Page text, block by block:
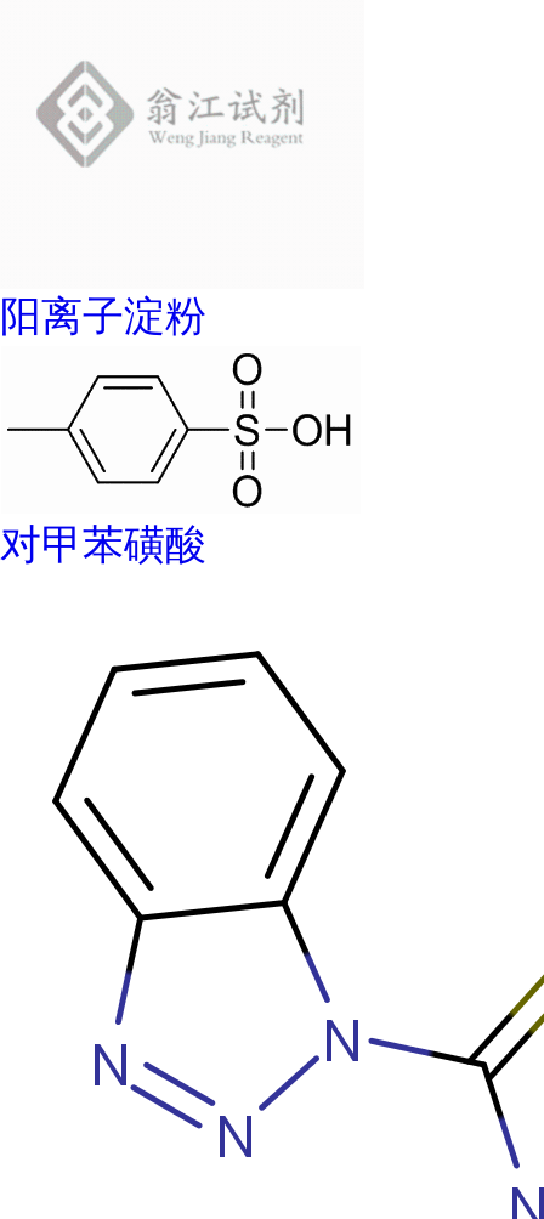
阳离子淀粉
对甲苯磺酸